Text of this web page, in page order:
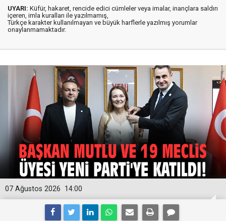
UYARI: Küfür, hakaret, rencide edici cümleler veya imalar, inançlara saldırı
içeren, imla kuralları ile yazılmamış,
Türkçe karakter kullanılmayan ve büyük harflerle yazılmış yorumlar
onaylanmamaktadır.
14:00
07 Ağustos 2026